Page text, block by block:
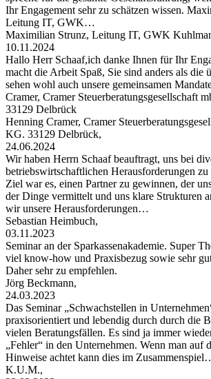
Ihr Engagement sehr zu schätzen wissen.
Leitung IT, GWK…
Maximilian Strunz, Leitung IT, GWK
10.11.2024
Hallo Herr Schaaf,ich danke Ihnen für Ihr
macht die Arbeit Spaß, Sie sind anders als die
sehen wohl auch unsere gemeinsamen
Cramer, Cramer Steuerberatungsgesellschaft
33129 Delbrück
Henning Cramer, Cramer
KG. 33129 Delbrück,
24.06.2024
Wir haben Herrn Schaaf beauftragt, uns bei
betriebswirtschaftlichen Herausforderungen zu
Ziel war es, einen Partner zu gewinnen, der
der Dinge vermittelt und uns klare Strukturen
wir unsere Herausforderungen…
Sebastian Heimbuch,
03.11.2023
Seminar an der Sparkassenakademie. Super
viel know-how und Praxisbezug sowie sehr
Daher sehr zu empfehlen.
Jörg Beckmann,
24.03.2023
Das Seminar „Schwachstellen in
praxisorientiert und lebendig durch durch die
vielen Beratungsfällen. Es sind ja immer
„Fehler“ in den Unternehmen. Wenn man auf
Hinweise achtet kann dies im
K.U.M.,